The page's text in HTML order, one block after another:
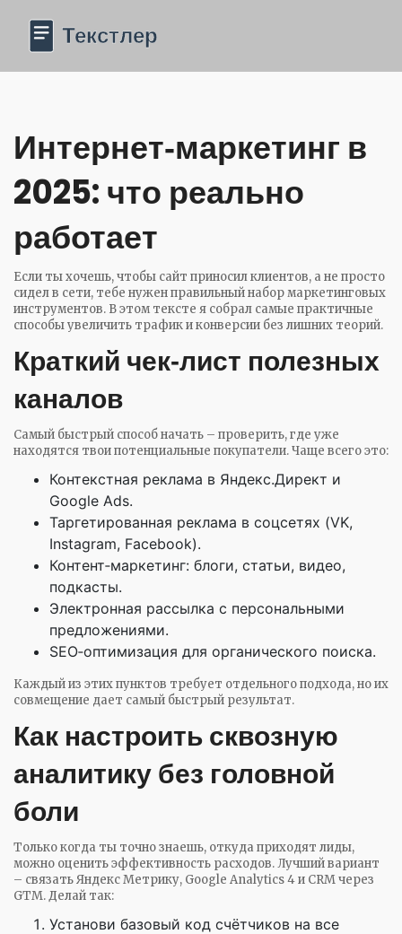
Интернет‑маркетинг в
2025: что реально
работает
Если ты хочешь, чтобы сайт приносил клиентов, а не просто
сидел в сети, тебе нужен правильный набор маркетинговых
инструментов. В этом тексте я собрал самые практичные
способы увеличить трафик и конверсии без лишних теорий.
Краткий чек‑лист полезных
каналов
Самый быстрый способ начать – проверить, где уже
находятся твои потенциальные покупатели. Чаще всего это:
Контекстная реклама в Яндекс.Директ и
Google Ads.
Таргетированная реклама в соцсетях (VK,
Instagram, Facebook).
Контент‑маркетинг: блоги, статьи, видео,
подкасты.
Электронная рассылка с персональными
предложениями.
SEO‑оптимизация для органического поиска.
Каждый из этих пунктов требует отдельного подхода, но их
совмещение дает самый быстрый результат.
Как настроить сквозную
аналитику без головной
боли
Только когда ты точно знаешь, откуда приходят лиды,
можно оценить эффективность расходов. Лучший вариант
– связать Яндекс Метрику, Google Analytics 4 и CRM через
GTM. Делай так:
Установи базовый код счётчиков на все